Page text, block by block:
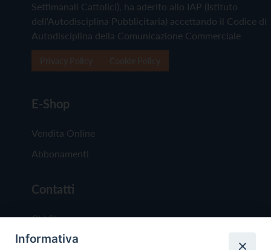
Settimanali Cattolici), ha aderito allo IAP (Istituto
dell'Autodisciplina Pubblicitaria) accettando il Codice di
Autodisciplina della Comunicazione Commerciale
E-Shop
Vendita Online
Abbonamenti
Contatti
Chi Siamo
Redazione
Informativa